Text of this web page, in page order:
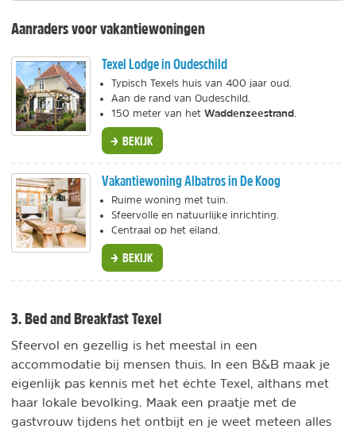
Aanraders voor vakantiewoningen
Texel Lodge in Oudeschild
Typisch Texels huis van 400 jaar oud.
Aan de rand van Oudeschild.
150 meter van het Waddenzeestrand
BEKIJK
Vakantiewoning Albatros in De Koog
Ruime woning met tuin.
Sfeervolle en natuurlijke inrichting.
Centraal op het eiland.
BEKIJK
3. Bed and Breakfast Texel
Sfeervol en gezellig is het meestal in een
accommodatie bij mensen thuis. In een B&B maak je
eigenlijk pas kennis met het échte Texel, althans met
haar lokale bevolking. Maak een praatje met de
gastvrouw tijdens het ontbijt en je weet meteen alles